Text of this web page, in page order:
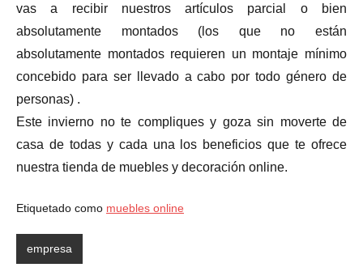
vas a recibir nuestros artículos parcial o bien
absolutamente montados (los que no están
absolutamente montados requieren un montaje mínimo
concebido para ser llevado a cabo por todo género de
personas) .
Este invierno no te compliques y goza sin moverte de
casa de todas y cada una los beneficios que te ofrece
nuestra tienda de muebles y decoración online.
Etiquetado como muebles online
empresa